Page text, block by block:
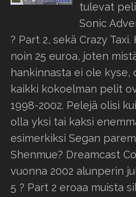
tulevat
Sonic
? Part 2, sekä Crazy
noin 25 euroa, joten
hankinnasta ei ole
kaikki kokoelman pelit
1998-2002. Pelejä olisi
olla yksi tai kaksi
esimerkiksi Segan
Shenmue? Dreamcast
vuonna 2002 alunperin
5 ? Part 2 eroaa muista